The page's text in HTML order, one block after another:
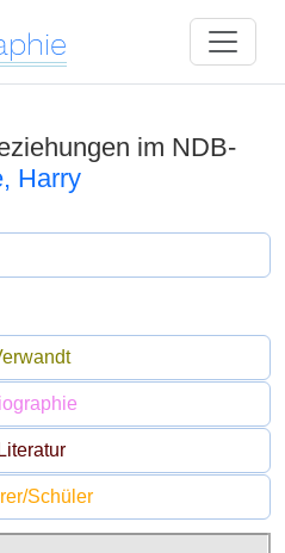
im NDB-
Harry
Schüler